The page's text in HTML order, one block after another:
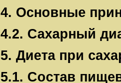
4. Основные
4.2. Сахарный
5. Диета при
5.1. Состав